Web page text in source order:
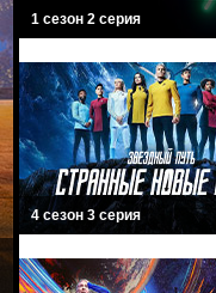
1 сезон 2 серия
4 сезон 3 серия